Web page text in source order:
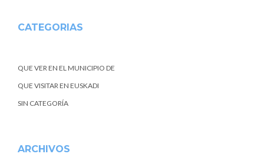
CATEGORIAS
QUE VER EN EL MUNICIPIO DE
QUE VISITAR EN EUSKADI
SIN CATEGORÍA
ARCHIVOS